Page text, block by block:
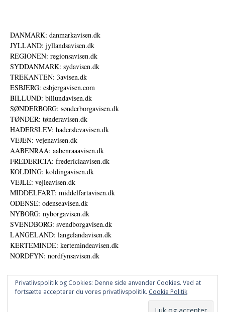
DANMARK: danmarkavisen.dk
JYLLAND: jyllandsavisen.dk
REGIONEN: regionsavisen.dk
SYDDANMARK: sydavisen.dk
TREKANTEN: 3avisen.dk
ESBJERG: esbjergavisen.com
BILLUND: billundavisen.dk
SØNDERBORG: sønderborgavisen.dk
TØNDER: tønderavisen.dk
HADERSLEV: haderslevavisen.dk
VEJEN: vejenavisen.dk
AABENRAA: aabenraaavisen.dk
FREDERICIA: fredericiaavisen.dk
KOLDING: koldingavisen.dk
VEJLE: vejleavisen.dk
MIDDELFART: middelfartavisen.dk
ODENSE: odenseavisen.dk
NYBORG: nyborgavisen.dk
SVENDBORG: svendborgavisen.dk
LANGELAND: langelandavisen.dk
KERTEMINDE: kertemindeavisen.dk
NORDFYN: nordfynsavisen.dk
Privatlivspolitik og Cookies: Denne side anvender Cookies. Ved at
fortsætte accepterer du vores privatlivspolitik. Cookie Politik